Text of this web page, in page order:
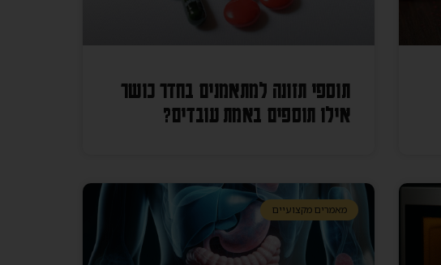
תוספי תזונה למתאמנים בחדר כושר
אילו תוספים באמת עובדים?
מאמרים מקצועיים